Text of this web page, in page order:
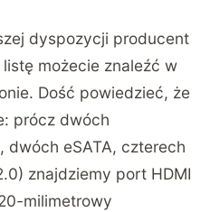
dyspozycji producent
możecie znaleźć w
Dość powiedzieć, że
prócz dwóch
dwóch eSATA, czterech
znajdziemy port HDMI
milimetrowy